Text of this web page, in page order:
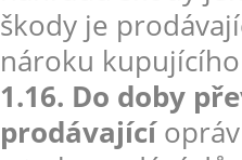
škody je
nároku
1.16. Do doby
prodávající